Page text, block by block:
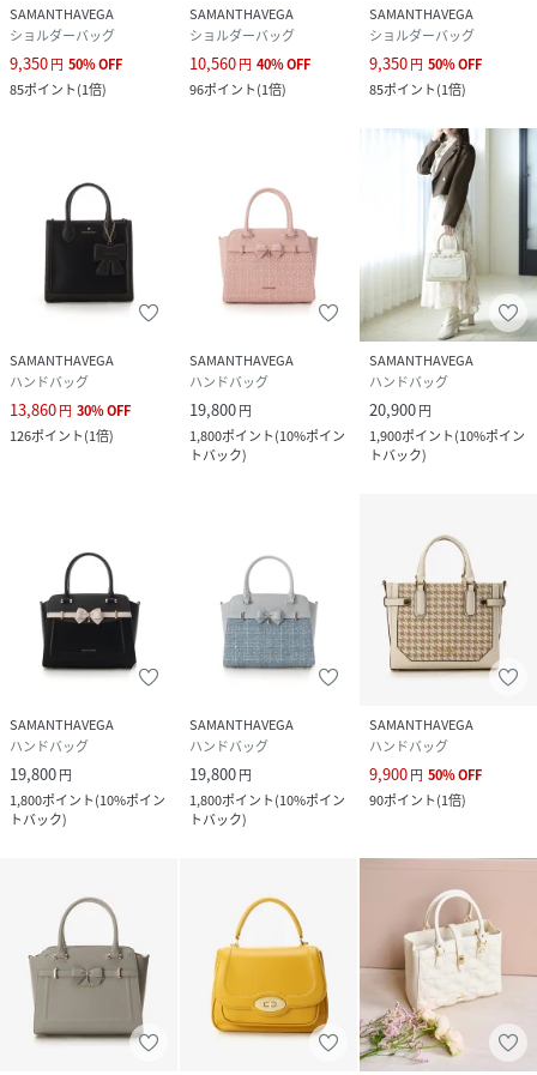
SAMANTHAVEGA
ショルダーバッグ
9,350円 50%OFF
85ポイント(1倍)
SAMANTHAVEGA
ショルダーバッグ
10,560円 40%OFF
96ポイント(1倍)
SAMANTHAVEGA
ショルダーバッグ
9,350円 50%OFF
85ポイント(1倍)
SAMANTHAVEGA
ハンドバッグ
13,860円 30%OFF
126ポイント(1倍)
SAMANTHAVEGA
ハンドバッグ
19,800円
1,800ポイント(10%ポイン
トバック)
SAMANTHAVEGA
ハンドバッグ
20,900円
1,900ポイント(10%ポイン
トバック)
SAMANTHAVEGA
ハンドバッグ
19,800円
1,800ポイント(10%ポイン
トバック)
SAMANTHAVEGA
ハンドバッグ
19,800円
1,800ポイント(10%ポイン
トバック)
SAMANTHAVEGA
ハンドバッグ
9,900円 50%OFF
90ポイント(1倍)